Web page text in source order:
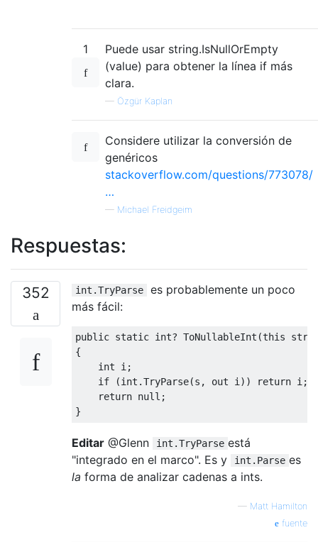
1
Puede usar string.IsNullOrEmpty
(value) para obtener la línea if más
clara.
— Özgür Kaplan
Considere utilizar la conversión de
genéricos
stackoverflow.com/questions/773078/
…
— Michael Freidgeim
Respuestas:
352 int.TryParse
es probablemente un poco
más fácil:
public static int? ToNullableInt (this
{
int i ;
if
(int .TryParse(s , out i )) return i ;
return null ;
}
Editar @Glenn int.TryParse está
"integrado en el marco". Es y
int.Parse es
la forma de analizar cadenas a ints.
— Matt Hamilton
fuente